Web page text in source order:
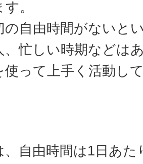
。
の自由時間がないと
、忙しい時期などは
使って上手く活動し
、自由時間は1日あた